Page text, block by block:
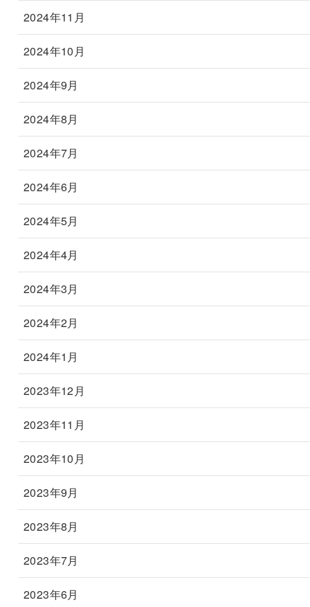
2024年11月
2024年10月
2024年9月
2024年8月
2024年7月
2024年6月
2024年5月
2024年4月
2024年3月
2024年2月
2024年1月
2023年12月
2023年11月
2023年10月
2023年9月
2023年8月
2023年7月
2023年6月